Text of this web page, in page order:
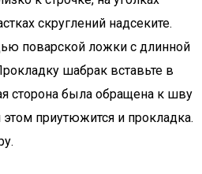
скруглений надсеките.
поварской ложки с длинной
шабрак вставьте в
сторона была обращена к шву
приутюжится и прокладка.